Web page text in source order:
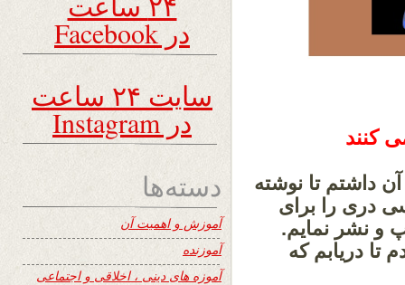
کنند
داشتم تا نوشته
دری را برای
و نشر نمایم.
دریابم که
در Facebook
سایت ۲۴ ساعت
در Instagram
دسته‌ها
آموزش و اهمیت آن
آموزنده
آموزه های دینی ، اخلاقی و اجتماعی